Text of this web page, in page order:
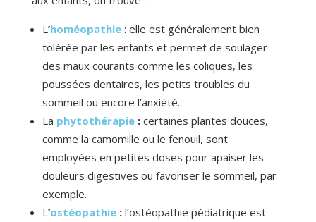
L’homéopathie: elle est généralement bien
tolérée par les enfants et permet de soulager
des maux courants comme les coliques, les
poussées dentaires, les petits troubles du
sommeil ou encore l’anxiété.
La phytothérapie: certaines plantes douces,
comme la camomille ou le fenouil, sont
employées en petites doses pour apaiser les
douleurs digestives ou favoriser le sommeil, par
exemple.
L’ostéopathie:l’ostéopathie pédiatrique est